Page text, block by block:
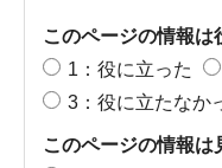
このページの情報は
1：役に立った
3：役に立たなか
このページの情報は